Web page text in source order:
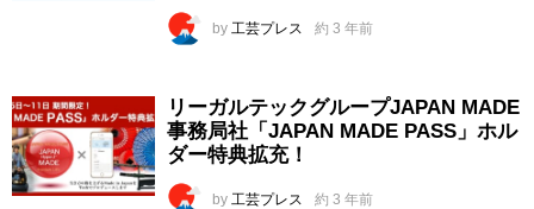
by 工芸プレス 約 3 年前
リーガルテックグループJAPAN MADE
事務局社「JAPAN MADE PASS」ホル
ダー特典拡充！
by 工芸プレス 約 3 年前